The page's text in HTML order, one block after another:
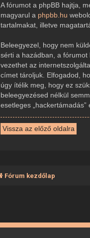
A fórumot a phpBB hajtja,
magyarul a phpbb.hu
tartalmakat, illetve
Beleegyezel, hogy nem
sérti a hazádban, a
vezethet az
címet tároljuk. Elfogadod,
úgy ítélik meg, hogy ez
beleegyezésed nélkül
esetleges „hackertámadás”
Vissza az előző oldalra
Fórum kezdőlap